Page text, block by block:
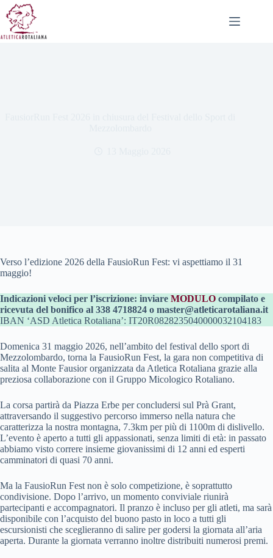
Salta
al
contenuto
Verso l’edizione 2026 della FausioRun Fest: vi aspettiamo il 31
maggio!
Indicazioni veloci per l’iscrizione: inviare MODULO compilato e
ricevuta del bonifico al 338 4718824 o master@atleticarotaliana.it
IBAN ‘ASD Atletica Rotaliana’: IT20R0828235040000032104183
Domenica 31 maggio 2026, nell’ambito del festival dello sport di
Mezzolombardo, torna la FausioRun Fest, la gara non competitiva di
salita al Monte Fausior organizzata da Atletica Rotaliana grazie alla
preziosa collaborazione con il Gruppo Micologico Rotaliano.
La corsa partirà da Piazza Erbe per concludersi sul Prà Grant,
attraversando il suggestivo percorso immerso nella natura che
caratterizza la nostra montagna, 7.3km per più di 1100m di dislivello.
L’evento è aperto a tutti gli appassionati, senza limiti di età: in passato
abbiamo visto correre insieme giovanissimi di 12 anni ed esperti
camminatori di quasi 70 anni.
Ma la FausioRun Fest non è solo competizione, è soprattutto
condivisione. Dopo l’arrivo, un momento conviviale riunirà
partecipanti e accompagnatori. Il pranzo è incluso per gli atleti, ma sarà
disponibile con l’acquisto del buono pasto in loco a tutti gli
escursionisti che sceglieranno di salire per godersi la giornata all’aria
aperta. Durante la giornata verranno inoltre distribuiti numerosi premi.